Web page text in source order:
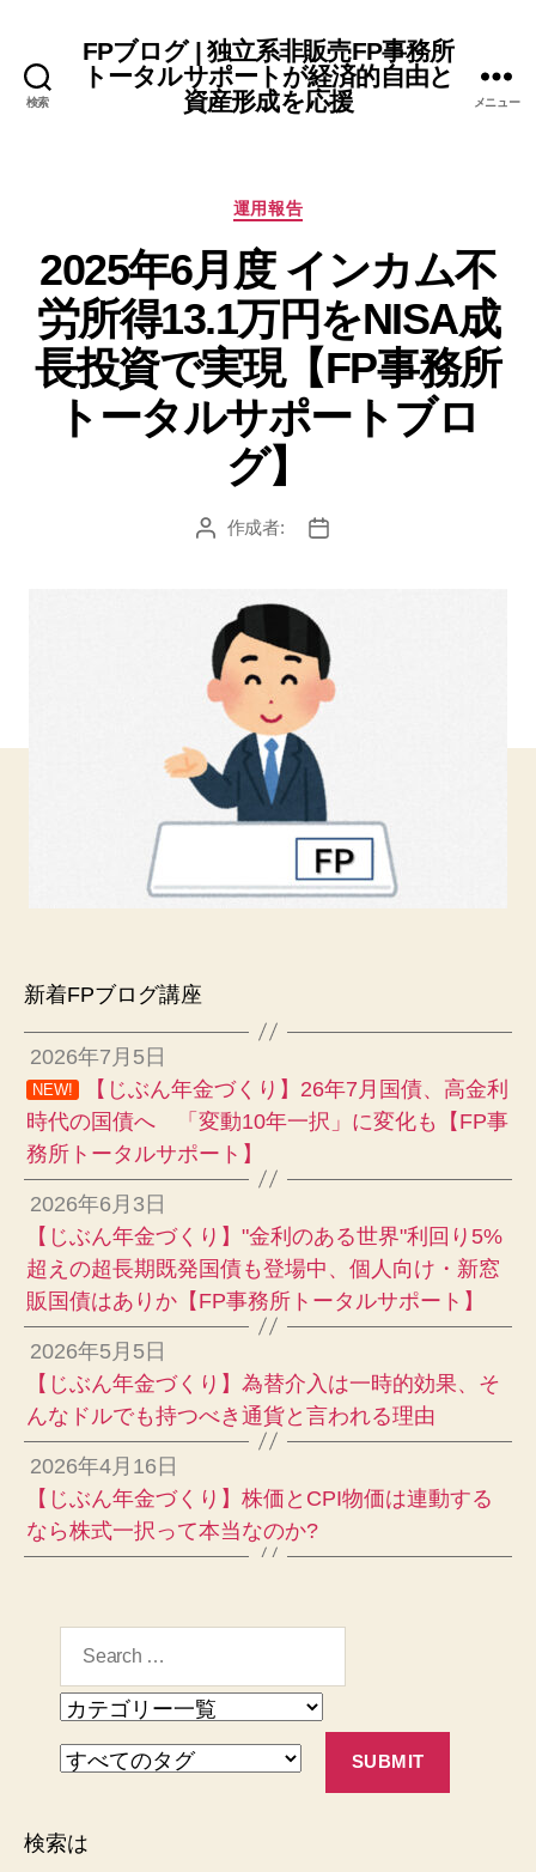
検索
FPブログ | 独立系非販売FP事務所
トータルサポートが経済的自由と
資産形成を応援
メニュー
カ
ゴ
リ
ー
運用報告
2025年6月度 インカム不
労所得13.1万円をNISA成
長投資で実現【FP事務所
トータルサポートブロ
グ】
投 作成者:
投
新着FPブログ講座
2026年7月5日
NEW!
【じぶん年金づくり】26年7月国債、高金利
時代の国債へ 「変動10年一択」に変化も【FP事
務所トータルサポート】
2026年6月3日
【じぶん年金づくり】"金利のある世界"利回り5%
超えの超長期既発国債も登場中、個人向け・新窓
販国債はありか【FP事務所トータルサポート】
2026年5月5日
【じぶん年金づくり】為替介入は一時的効果、そ
んなドルでも持つべき通貨と言われる理由
2026年4月16日
【じぶん年金づくり】株価とCPI物価は連動する
なら株式一択って本当なのか?
検索は